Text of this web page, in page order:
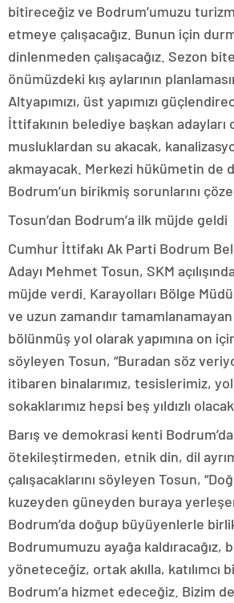
bitireceğiz ve Bodrum’umuzu
etmeye çalışacağız. Bunun için
dinlenmeden çalışacağız. Sezon
önümüzdeki kış aylarının
Altyapımızı, üst yapımızı
İttifakının belediye başkan adayları
musluklardan su akacak,
akmayacak. Merkezi hükümetin de
Bodrum’un birikmiş sorunlarını
Tosun’dan Bodrum’a ilk müjde geldi
Cumhur İttifakı Ak Parti Bodrum
Adayı Mehmet Tosun, SKM
müjde verdi. Karayolları Bölge
ve uzun zamandır
bölünmüş yol olarak yapımına on
söyleyen Tosun, “Buradan söz
itibaren binalarımız, tesislerimiz,
sokaklarımız hepsi beş yıldızlı
Barış ve demokrasi kenti
ötekileştirmeden, etnik din, dil
çalışacaklarını söyleyen Tosun,
kuzeyden güneyden buraya
Bodrum’da doğup büyüyenlerle
Bodrumumuzu ayağa kaldıracağız,
yöneteceğiz, ortak akılla, katılımcı
Bodrum’a hizmet edeceğiz. Bizim